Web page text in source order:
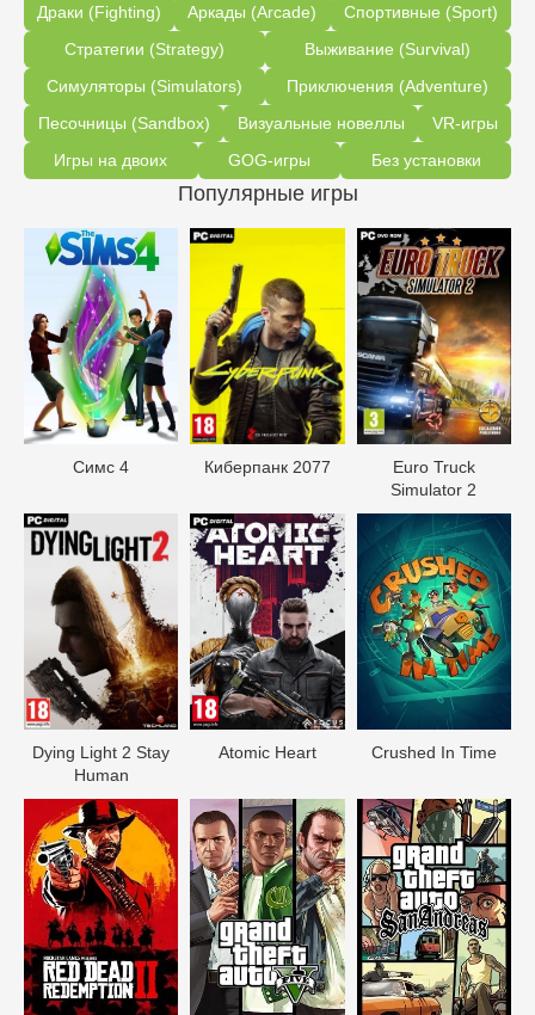
Драки (Fighting)
Аркады (Arcade)
Спортивные (Sport)
Стратегии (Strategy)
Выживание (Survival)
Симуляторы (Simulators)
Приключения (Adventure)
Песочницы (Sandbox)
Визуальные новеллы
VR-игры
Игры на двоих
GOG-игры Без установки
Популярные игры
Симс 4 Киберпанк 2077
Euro Truck
Simulator 2
Dying Light 2 Stay
Human
Atomic Heart Crushed In Time